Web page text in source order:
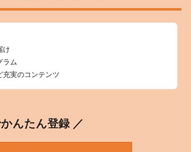
け
ラム
充実のコンテンツ
んたん登録 ／